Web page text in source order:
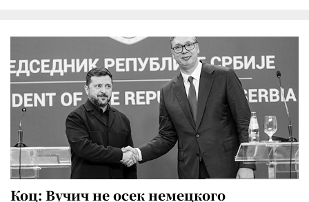
Коц: Вучич не осек немецкого